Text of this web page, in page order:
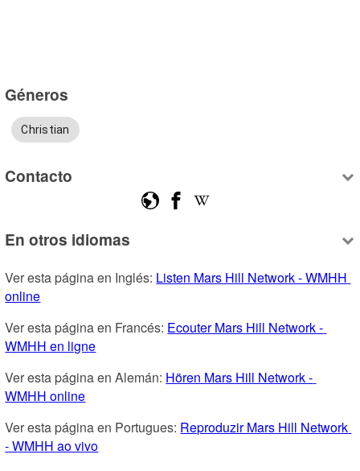
Géneros
Christian
Contacto
En otros idiomas
Ver esta página en Inglés: Listen Mars Hill Network - WMHH
online
Ver esta página en Francés: Ecouter Mars Hill Network -
WMHH en ligne
Ver esta página en Alemán: Hören Mars Hill Network -
WMHH online
Ver esta página en Portugues: Reproduzir Mars Hill Network
- WMHH ao vivo